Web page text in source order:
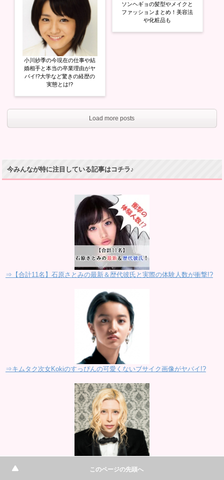
小川紗季の今現在の仕事や結
婚相手と本当の卒業理由がヤ
バイ!?大学など驚きの経歴の
実態とは!?
ソンヘギョの髪型やメイクと
ファッションまとめ！美容法
や化粧品も
Load more posts
今みんなが特に注目している記事はコチラ♪
⇒【合計11名】石原さとみの最新＆歴代彼氏と実際の体験人数が衝撃!?
⇒キムタク次女Kokiのすっぴんの可愛くないブサイク画像がヤバイ!?
このページの先頭へ